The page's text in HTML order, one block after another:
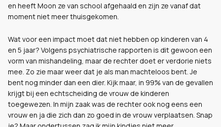
en heeft Moon ze van school afgehaald en zijn ze vanaf dat
moment niet meer thuisgekomen.
Wat voor een impact moet dat niet hebben op kinderen van 4
en 5 jaar? Volgens psychiatrische rapporten is dit gewoon een
vorm van mishandeling, maar de rechter doet er verdorie niets
mee. Zo zie maar weer dat je als man machteloos bent. Je
bent nog minder dan een dier. Kijk maar, in 99% van de gevallen
krijgt bij een echtscheiding de vrouw de kinderen
toegewezen. In mijn zaak was de rechter ook nog eens een
vrouw en ja die zich dan zo goed in de vrouw verplaatsen. Snap